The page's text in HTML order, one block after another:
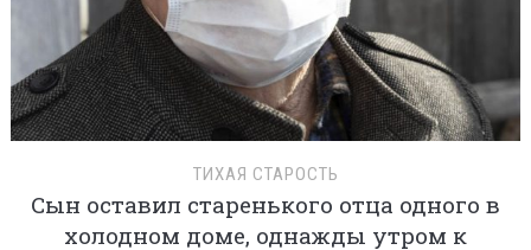
ТИХАЯ СТАРОСТЬ
Сын оставил старенького отца одного в
холодном доме, однажды утром к